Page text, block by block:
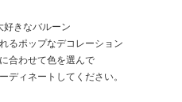
好きなバルーン
るポップなデコレーション
合わせて色を選んで
ディネートしてください。